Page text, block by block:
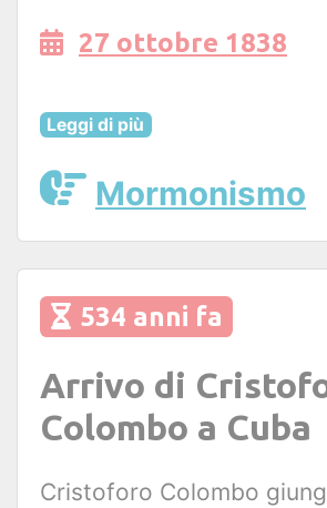
27 ottobre 1838
Leggi di più
Mormonismo
534 anni fa
Arrivo di
Colombo a Cuba
Cristoforo Colombo